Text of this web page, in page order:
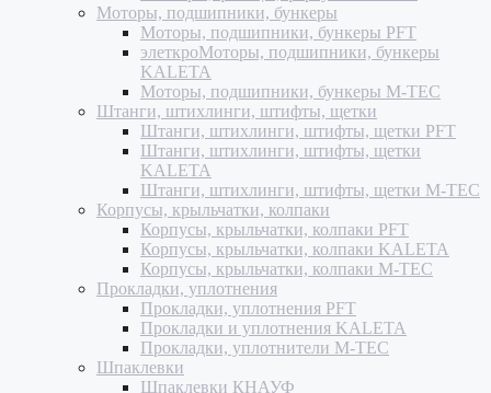
Моторы, подшипники, бункеры
Моторы, подшипники, бункеры PFT
элеткроМоторы, подшипники, бункеры
KALETA
Моторы, подшипники, бункеры M-TEC
Штанги, штихлинги, штифты, щетки
Штанги, штихлинги, штифты, щетки PFT
Штанги, штихлинги, штифты, щетки
KALETA
Штанги, штихлинги, штифты, щетки M-TEC
Корпусы, крыльчатки, колпаки
Корпусы, крыльчатки, колпаки PFT
Корпусы, крыльчатки, колпаки KALETA
Корпусы, крыльчатки, колпаки M-TEC
Прокладки, уплотнения
Прокладки, уплотнения PFT
Прокладки и уплотнения KALETA
Прокладки, уплотнители M-TEC
Шпаклевки
Шпаклевки КНАУФ